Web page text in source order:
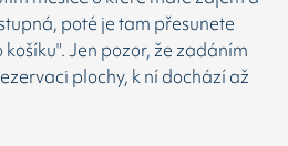
poté je tam přesunete
Jen pozor, že zadáním
plochy, k ní dochází až